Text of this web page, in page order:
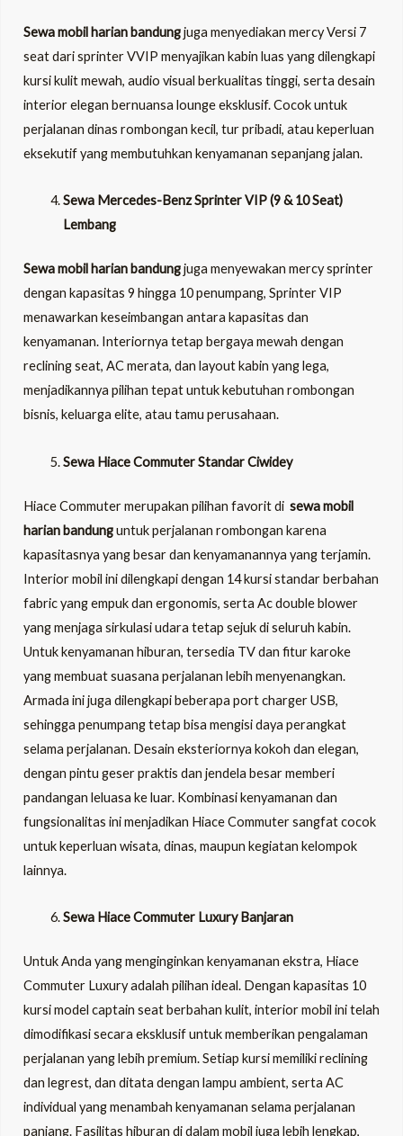
Sewa mobil harian bandungjuga menyediakan mercy Versi 7
seat dari sprinter VVIP menyajikan kabin luas yang dilengkapi
kursi kulit mewah, audio visual berkualitas tinggi, serta desain
interior elegan bernuansa lounge eksklusif. Cocok untuk
perjalanan dinas rombongan kecil, tur pribadi, atau keperluan
eksekutif yang membutuhkan kenyamanan sepanjang jalan.
Sewa Mercedes-Benz Sprinter VIP (9 & 10 Seat)
Lembang
Sewa mobil harian bandungjuga menyewakan mercy sprinter
dengan kapasitas 9 hingga 10 penumpang, Sprinter VIP
menawarkan keseimbangan antara kapasitas dan
kenyamanan. Interiornya tetap bergaya mewah dengan
reclining seat, AC merata, dan layout kabin yang lega,
menjadikannya pilihan tepat untuk kebutuhan rombongan
bisnis, keluarga elite, atau tamu perusahaan.
Sewa Hiace Commuter Standar Ciwidey
Hiace Commuter merupakan pilihan favorit di sewa mobil
harian bandunguntuk perjalanan rombongan karena
kapasitasnya yang besar dan kenyamanannya yang terjamin.
Interior mobil ini dilengkapi dengan 14 kursi standar berbahan
fabric yang empuk dan ergonomis, serta Ac double blower
yang menjaga sirkulasi udara tetap sejuk di seluruh kabin.
Untuk kenyamanan hiburan, tersedia TV dan fitur karoke
yang membuat suasana perjalanan lebih menyenangkan.
Armada ini juga dilengkapi beberapa port charger USB,
sehingga penumpang tetap bisa mengisi daya perangkat
selama perjalanan. Desain eksteriornya kokoh dan elegan,
dengan pintu geser praktis dan jendela besar memberi
pandangan leluasa ke luar. Kombinasi kenyamanan dan
fungsionalitas ini menjadikan Hiace Commuter sangfat cocok
untuk keperluan wisata, dinas, maupun kegiatan kelompok
lainnya.
Sewa Hiace Commuter Luxury Banjaran
Untuk Anda yang menginginkan kenyamanan ekstra, Hiace
Commuter Luxury adalah pilihan ideal. Dengan kapasitas 10
kursi model captain seat berbahan kulit, interior mobil ini telah
dimodifikasi secara eksklusif untuk memberikan pengalaman
perjalanan yang lebih premium. Setiap kursi memiliki reclining
dan legrest, dan ditata dengan lampu ambient, serta AC
individual yang menambah kenyamanan selama perjalanan
panjang. Fasilitas hiburan di dalam mobil juga lebih lengkap,